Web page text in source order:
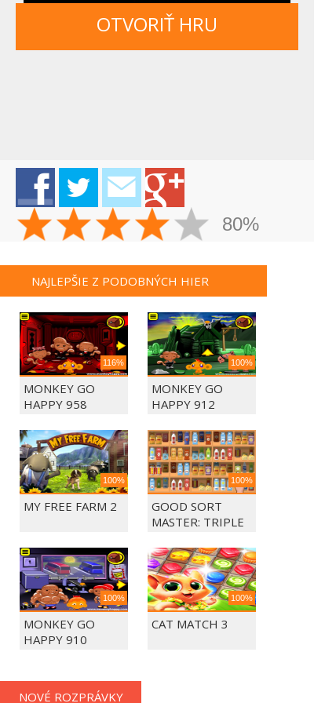
OTVORIŤ HRU
80%
NAJLEPŠIE Z PODOBNÝCH HIER
116%
MONKEY GO
HAPPY 958
100%
MONKEY GO
HAPPY 912
100%
MY FREE FARM 2
100%
GOOD SORT
MASTER: TRIPLE
100%
MONKEY GO
HAPPY 910
100%
CAT MATCH 3
NOVÉ ROZPRÁVKY